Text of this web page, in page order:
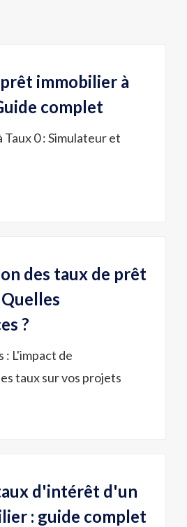
immobilier à
complet
0 : Simulateur et
des taux de prêt
?
: L'impact de
taux sur vos projets
d'intérêt d'un
: guide complet